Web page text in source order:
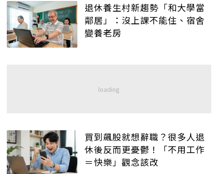
退休養生村新趨勢「和大學當
鄰居」：沒上課不能住、宿舍
變養老房
買到飆股就想辭職？很多人退
休後反而更憂鬱！「不用工作
＝快樂」觀念該改